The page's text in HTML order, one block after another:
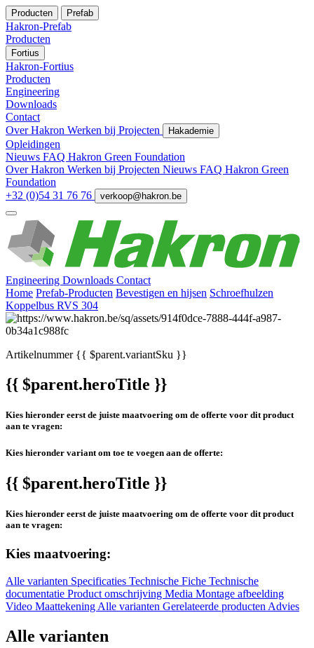
Producten Prefab
Hakron-Prefab
Producten
Fortius
Hakron-Fortius
Producten
Engineering
Downloads
Contact
Over Hakron Werken bij Projecten Hakademie
Opleidingen
Nieuws FAQ Hakron Green Foundation
Over Hakron Werken bij Projecten Nieuws FAQ Hakron Green
Foundation
+32 (0)54 31 76 76
verkoop@hakron.be
Engineering Downloads Contact
Home Prefab-Producten Bevestigen en hijsen Schroefhulzen
Koppelbus RVS 304
Artikelnummer{{ $parent.variantSku }}
{{ $parent.heroTitle }}
Kies hieronder eerst de juiste maatvoering om de offerte voor dit product
aan te vragen:
Kies hieronder variant om toe te voegen aan de offerte:
{{ $parent.heroTitle }}
Kies hieronder eerst de juiste maatvoering om de offerte voor dit product
aan te vragen:
Kies maatvoering:
Alle varianten Specificaties Technische Fiche Technische
documentatie Product omschrijving Media Montage afbeelding
Video Maattekening Alle varianten Gerelateerde producten Advies
Alle varianten